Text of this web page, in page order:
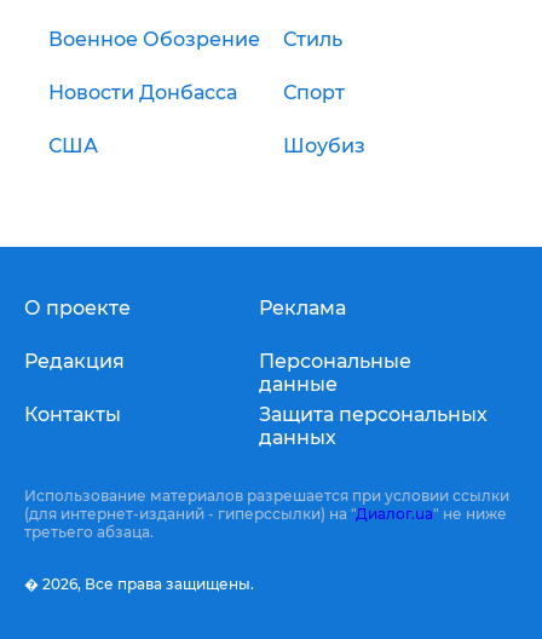
Военное Обозрение Стиль
Новости Донбасса Спорт
США Шоубиз
О проекте
Редакция
Контакты
Реклама
Персональные
данные
Защита персональных
данных
Использование материалов разрешается при условии ссылки
(для интернет-изданий - гиперссылки) на "Диалог.ua" не ниже
третьего абзаца.
� 2026, Все права защищены.